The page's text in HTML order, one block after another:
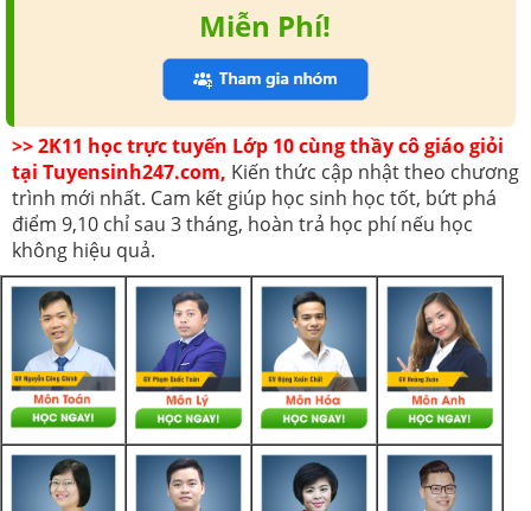
Miễn Phí!
>> 2K11 học trực tuyến Lớp 10 cùng thầy cô giáo giỏi
tại Tuyensinh247.com, Kiến thức cập nhật theo chương
trình mới nhất. Cam kết giúp học sinh học tốt, bứt phá
điểm 9,10 chỉ sau 3 tháng, hoàn trả học phí nếu học
không hiệu quả.